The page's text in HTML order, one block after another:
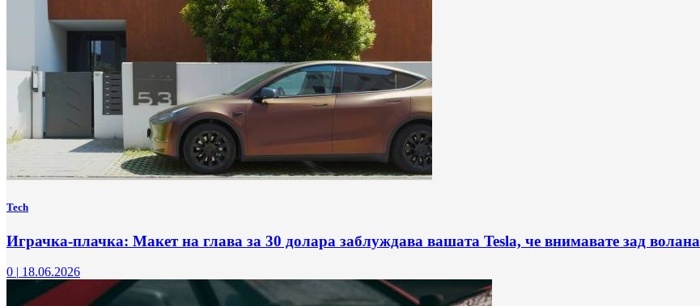
Tech
Играчка-плачка: Макет на глава за 30 долара заблуждава вашата Tesla, че внимавате зад волана
0 | 18.06.2026